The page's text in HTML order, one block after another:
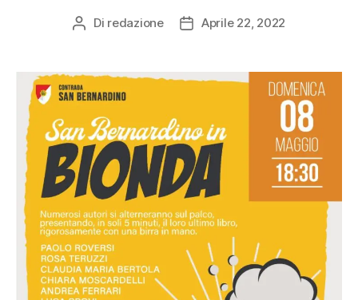
Autore
Di redazione
DataAprile 22, 2022